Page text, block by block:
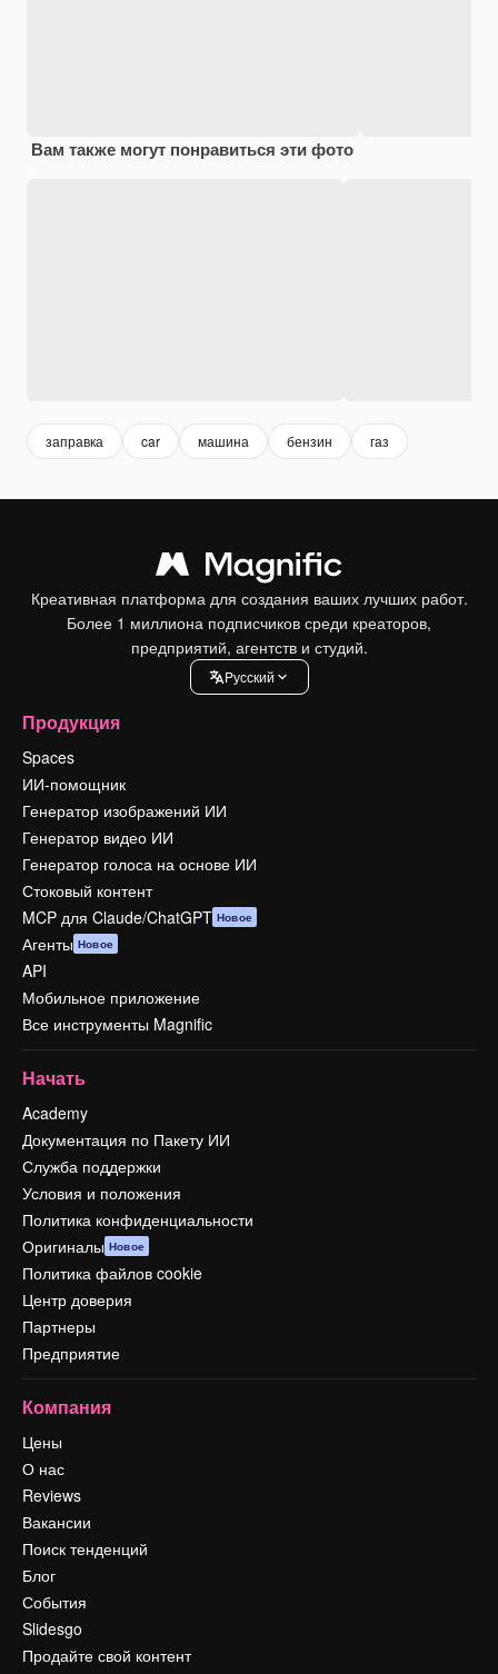
Вам также могут понравиться эти фото
заправка car машина бензин газ
Креативная платформа для создания ваших лучших работ.
Более 1 миллиона подписчиков среди креаторов,
предприятий, агентств и студий.
Pусский
Продукция
Spaces
ИИ-помощник
Генератор изображений ИИ
Генератор видео ИИ
Генератор голоса на основе ИИ
Стоковый контент
MCP для Claude/ChatGPT Новое
Агенты Новое
API
Мобильное приложение
Все инструменты Magnific
Начать
Academy
Документация по Пакету ИИ
Служба поддержки
Условия и положения
Политика конфиденциальности
Оригиналы Новое
Политика файлов cookie
Центр доверия
Партнеры
Предприятие
Компания
Цены
О нас
Reviews
Вакансии
Поиск тенденций
Блог
События
Slidesgo
Продайте свой контент